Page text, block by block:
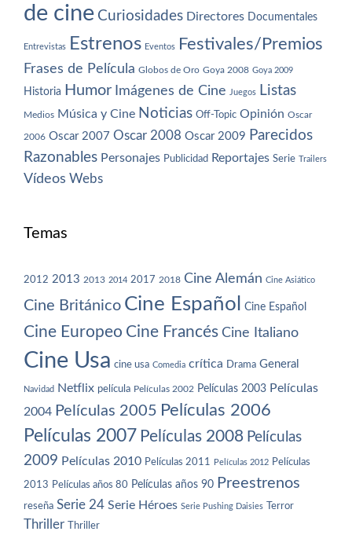
de cine Curiosidades Directores Documentales
Entrevistas Estrenos Eventos Festivales/Premios
Frases de Película Globos de Oro Goya 2008 Goya 2009
Historia Humor Imágenes de Cine Juegos Listas
Medios Música y Cine Noticias Off-Topic Opinión Oscar
2006 Oscar 2007 Oscar 2008 Oscar 2009 Parecidos
Razonables Personajes Publicidad Reportajes Serie Trailers
Vídeos Webs
Temas
2012 2013 2013 2014 2017 2018 Cine Alemán Cine Asiático
Cine Británico Cine Español Cine Español
Cine Europeo Cine Francés Cine Italiano
Cine Usa cine usa Comedia crítica Drama General
Navidad Netflix película Películas 2002 Películas 2003 Películas
2004 Películas 2005 Películas 2006
Películas 2007 Películas 2008 Películas
2009 Películas 2010 Películas 2011 Películas 2012 Películas
2013 Películas años 80 Películas años 90 Preestrenos
reseña Serie 24 Serie Héroes Serie Pushing Daisies Terror
Thriller Thriller